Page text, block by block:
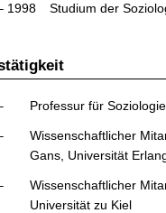
1998 Studium der
Professur für
Wissenschaftlicher
Gans, Universität
Wissenschaftlicher
Universität zu Kiel